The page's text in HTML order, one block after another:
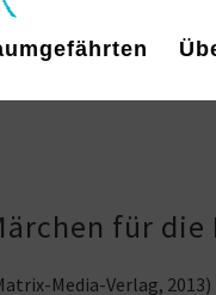
für die
Media-Verlag, 2013)